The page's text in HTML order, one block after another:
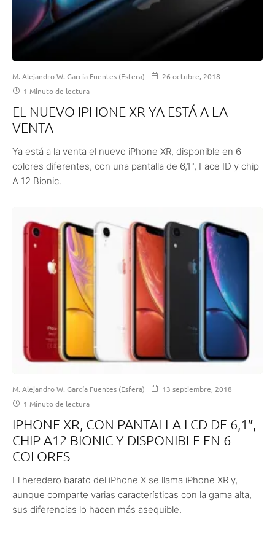
M. Alejandro W. García Fuentes (Esfera)
26 octubre, 2018
1 Minuto de lectura
EL NUEVO IPHONE XR YA ESTÁ A LA
VENTA
Ya está a la venta el nuevo iPhone XR, disponible en 6
colores diferentes, con una pantalla de 6,1", Face ID y chip
A 12 Bionic.
M. Alejandro W. García Fuentes (Esfera)
13 septiembre, 2018
1 Minuto de lectura
IPHONE XR, CON PANTALLA LCD DE 6,1″,
CHIP A12 BIONIC Y DISPONIBLE EN 6
COLORES
El heredero barato del iPhone X se llama iPhone XR y,
aunque comparte varias características con la gama alta,
sus diferencias lo hacen más asequible.